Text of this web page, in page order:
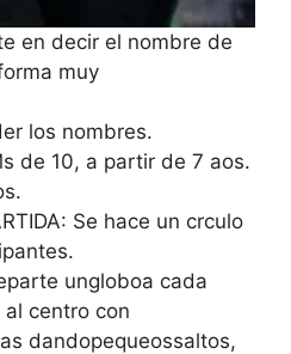
en decir el nombre de
muy
los nombres.
de 10, a partir de 7 aos.
Se hace un crculo
ungloboa cada
centro con
dandopequeossaltos,